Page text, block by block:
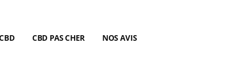
CBD PAS CHER NOS AVIS